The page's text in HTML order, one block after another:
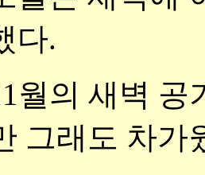
다.
월의 새벽 공
그래도 차가